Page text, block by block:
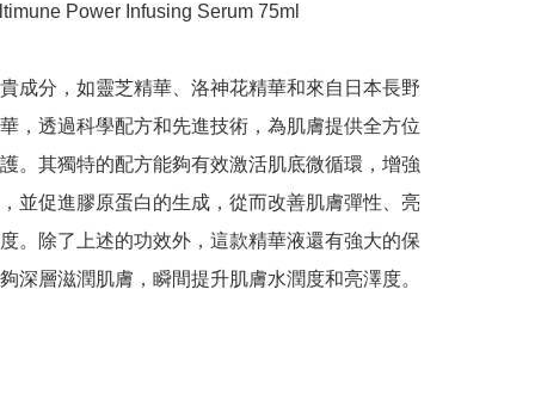
Power Infusing Serum 75ml
成分，如靈芝精華、洛神花精華和來自日本長野
，透過科學配方和先進技術，為肌膚提供全方位
。其獨特的配方能夠有效激活肌底微循環，增強
並促進膠原蛋白的生成，從而改善肌膚彈性、亮
。除了上述的功效外，這款精華液還有強大的保
深層滋潤肌膚，瞬間提升肌膚水潤度和亮澤度。